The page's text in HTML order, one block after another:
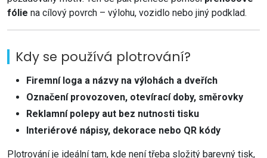
fólie na cílový povrch – výlohu, vozidlo nebo jiný podklad.
Kdy se používá plotrování?
Firemní loga a názvy na výlohách a dveřích
Označení provozoven, otevírací doby, směrovky
Reklamní polepy aut bez nutnosti tisku
Interiérové nápisy, dekorace nebo QR kódy
Plotrování je ideální tam, kde není třeba složitý barevný tisk,